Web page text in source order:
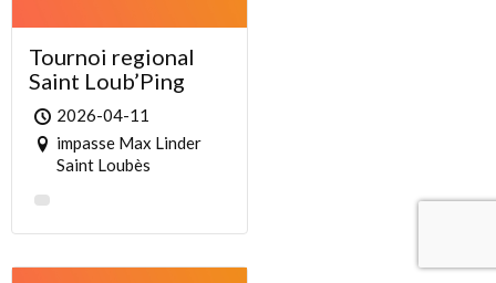
Tournoi regional
Saint Loub’Ping
2026-04-11
impasse Max Linder
Saint Loubès